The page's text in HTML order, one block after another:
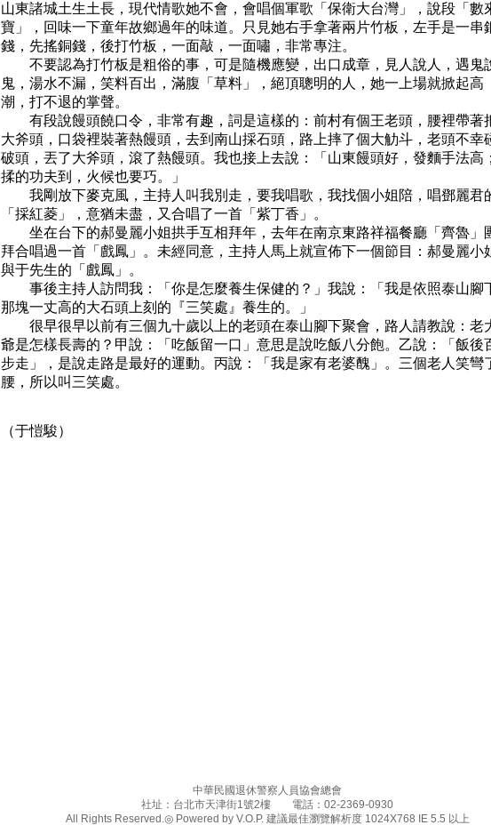
山東諸城土生土長，現代情歌她不會，會唱個軍歌「保衛大台灣」，說段「數
寶」，回味一下童年故鄉過年的味道。只見她右手拿著兩片竹板，左手是一串
錢，先搖銅錢，後打竹板，一面敲，一面嘯，非常專注。
不要認為打竹板是粗俗的事，可是隨機應變，出口成章，見人說人，遇鬼
鬼，湯水不漏，笑料百出，滿腹「草料」，絕頂聰明的人，她一上場就掀起高
潮，打不退的掌聲。
有段說饅頭饒口令，非常有趣，詞是這樣的：前村有個王老頭，腰裡帶著
大斧頭，口袋裡裝著熱饅頭，去到南山採石頭，路上摔了個大觔斗，老頭不幸
破頭，丟了大斧頭，滾了熱饅頭。我也接上去說：「山東饅頭好，發麵手法高；
揉的功夫到，火候也要巧。」
我剛放下麥克風，主持人叫我別走，要我唱歌，我找個小姐陪，唱鄧麗君
「採紅菱」，意猶未盡，又合唱了一首「紫丁香」。
坐在台下的郝曼麗小姐拱手互相拜年，去年在南京東路祥福餐廳「齊魯」
拜合唱過一首「戲鳳」。未經同意，主持人馬上就宣佈下一個節目：郝曼麗小
與于先生的「戲鳳」。
事後主持人訪問我：「你是怎麼養生保健的？」我說：「我是依照泰山腳
那塊一丈高的大石頭上刻的『三笑處』養生的。」
很早很早以前有三個九十歲以上的老頭在泰山腳下聚會，路人請教說：老
爺是怎樣長壽的？甲說：「吃飯留一口」意思是說吃飯八分飽。乙說：「飯後
步走」，是說走路是最好的運動。丙說：「我是家有老婆醜」。三個老人笑彎
腰，所以叫三笑處。
（于愷駿）
中華民國退休警察人員協會總會
社址：台北市天津街1號2樓 電話：02-2369-0930
All Rights Reserved.◎ Powered by V.O.P. 建議最佳瀏覽解析度 1024X768 IE 5.5 以上